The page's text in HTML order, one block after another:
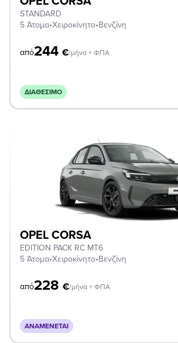
STANDARD
5 Άτομα•Χειροκίνητο•Βενζίνη
από244 €/μήνα + ΦΠΑ
ΔΙΑΘΈΣΙΜΟ
OPEL CORSA
EDITION PACK RC MT6
5 Άτομα•Χειροκίνητο•Βενζίνη
από228 €/μήνα + ΦΠΑ
ΑΝΑΜΈΝΕΤΑΙ